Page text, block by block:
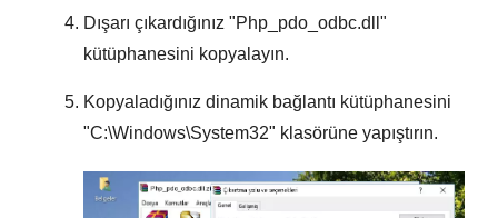
Dışarı çıkardığınız "Php_pdo_odbc.dll "
kütüphanesini kopyalayın.
Kopyaladığınız dinamik bağlantı kütüphanesini
"C:\Windows\System32" klasörüne yapıştırın.